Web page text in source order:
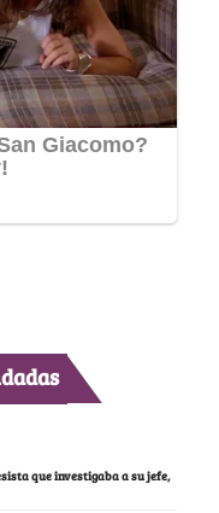
que investigaba a su jefe,